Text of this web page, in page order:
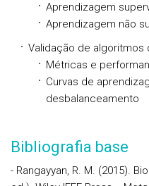
Aprendizagem
Aprendizagem não
Validação de algoritmos
Métricas e
Curvas de
desbalanceamento
Bibliografia base
- Rangayyan, R. M. (2015).